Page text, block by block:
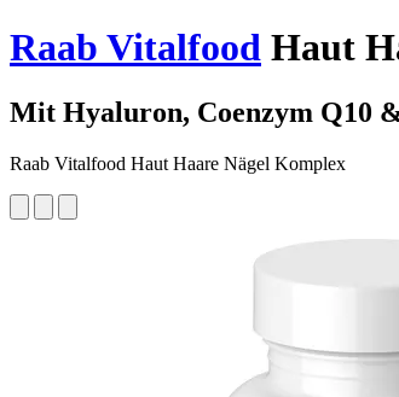
Raab Vitalfood Haut
Mit Hyaluron, Coenzym Q10
Raab Vitalfood Haut Haare Nägel Komplex